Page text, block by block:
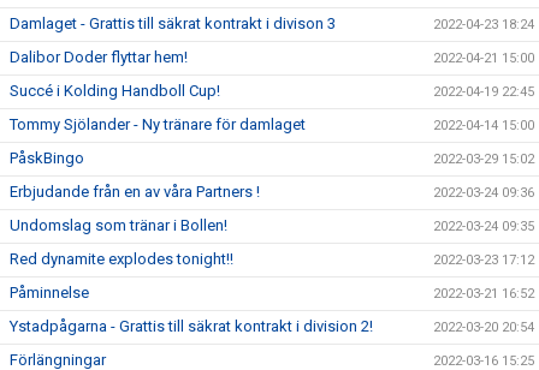
Damlaget - Grattis till säkrat kontrakt i divison 3 2022-04-23 18:24
Dalibor Doder flyttar hem! 2022-04-21 15:00
Succé i Kolding Handboll Cup! 2022-04-19 22:45
Tommy Sjölander - Ny tränare för damlaget 2022-04-14 15:00
PåskBingo 2022-03-29 15:02
Erbjudande från en av våra Partners ! 2022-03-24 09:36
Undomslag som tränar i Bollen! 2022-03-24 09:35
Red dynamite explodes tonight!! 2022-03-23 17:12
Påminnelse 2022-03-21 16:52
Ystadpågarna - Grattis till säkrat kontrakt i division 2! 2022-03-20 20:54
Förlängningar 2022-03-16 15:25